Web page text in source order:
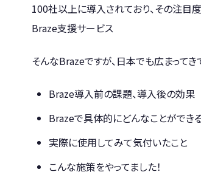
100社以上に導入されており、その注目
Braze支援サービス
そんなBrazeですが、日本でも広まって
Braze導入前の課題、導入後の効果
Brazeで具体的にどんなことができ
実際に使用してみて気付いたこと
こんな施策をやってました！